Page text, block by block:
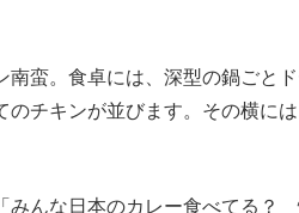
蛮。食卓には、深型の鍋ごと
チキンが並びます。その横に
んな日本のカレー食べてる？